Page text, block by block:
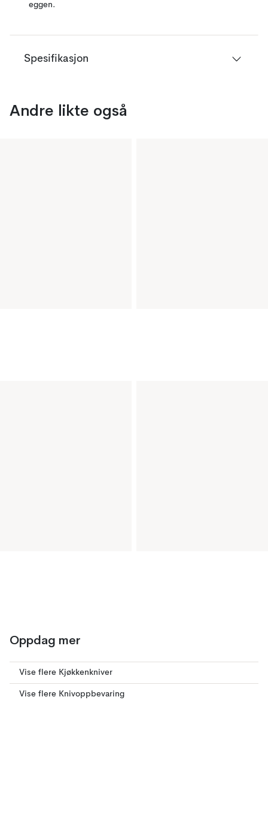
eggen.
Spesifikasjon
Andre likte også
Oppdag mer
Vise flere Kjøkkenkniver
Vise flere Knivoppbevaring